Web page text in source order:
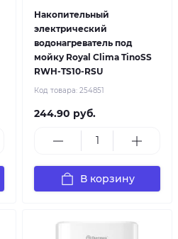
Накопительный
электрический
водонагреватель под
мойку Royal Clima TinoSS
RWH-TS10-RSU
Код товара: 254851
244.90 руб.
В корзину